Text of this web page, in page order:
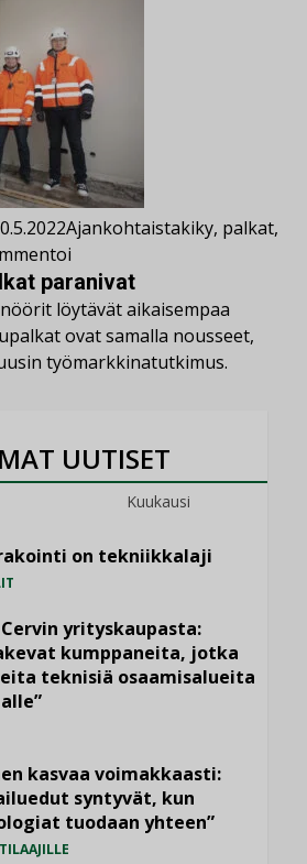
Ajankohtaistakiky, palkat,
paranivat
löytävät aikaisempaa
ovat samalla nousseet,
työmarkkinatutkimus.
UUTISET
Kuukausi
on tekniikkalaji
yrityskaupasta:
kumppaneita, jotka
teknisiä osaamisalueita
kasvaa voimakkaasti:
syntyvät, kun
tuodaan yhteen”
TILAAJILLE